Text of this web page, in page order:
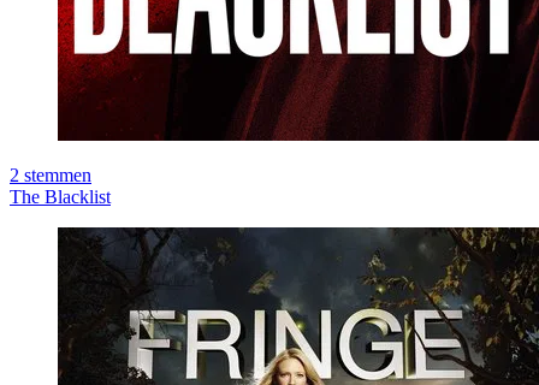
2 stemmen
The Blacklist